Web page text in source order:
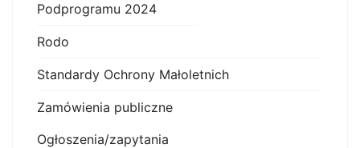
Podprogramu 2024
Rodo
Standardy Ochrony Małoletnich
Zamówienia publiczne
Ogłoszenia/zapytania